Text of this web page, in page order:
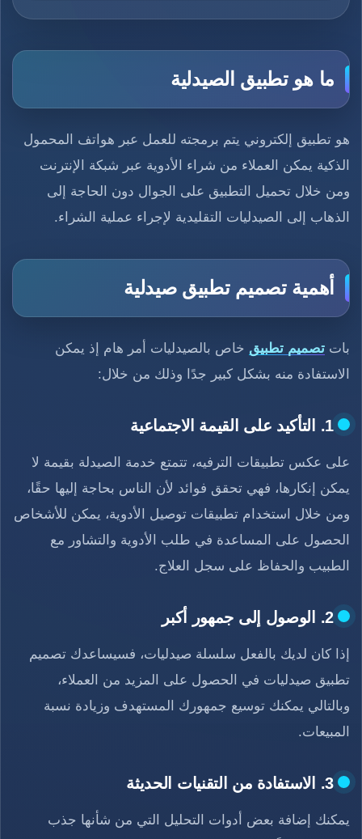
ما هو تطبيق الصيدلية
هو تطبيق إلكتروني يتم برمجته للعمل عبر هواتف المحمول
الذكية يمكن العملاء من شراء الأدوية عبر شبكة الإنترنت
ومن خلال تحميل التطبيق على الجوال دون الحاجة إلى
الذهاب إلى الصيدليات التقليدية لإجراء عملية الشراء.
أهمية تصميم تطبيق صيدلية
بات تصميم تطبيق خاص بالصيدليات أمر هام إذ يمكن
الاستفادة منه بشكل كبير جدًا وذلك من خلال:
1. التأكيد على القيمة الاجتماعية
على عكس تطبيقات الترفيه، تتمتع خدمة الصيدلة بقيمة لا
يمكن إنكارها، فهي تحقق فوائد لأن الناس بحاجة إليها حقًا،
ومن خلال استخدام تطبيقات توصيل الأدوية، يمكن للأشخاص
الحصول على المساعدة في طلب الأدوية والتشاور مع
الطبيب والحفاظ على سجل العلاج.
2. الوصول إلى جمهور أكبر
إذا كان لديك بالفعل سلسلة صيدليات، فسيساعدك تصميم
تطبيق صيدليات في الحصول على المزيد من العملاء،
وبالتالي يمكنك توسيع جمهورك المستهدف وزيادة نسبة
المبيعات.
3. الاستفادة من التقنيات الحديثة
يمكنك إضافة بعض أدوات التحليل التي من شأنها جذب